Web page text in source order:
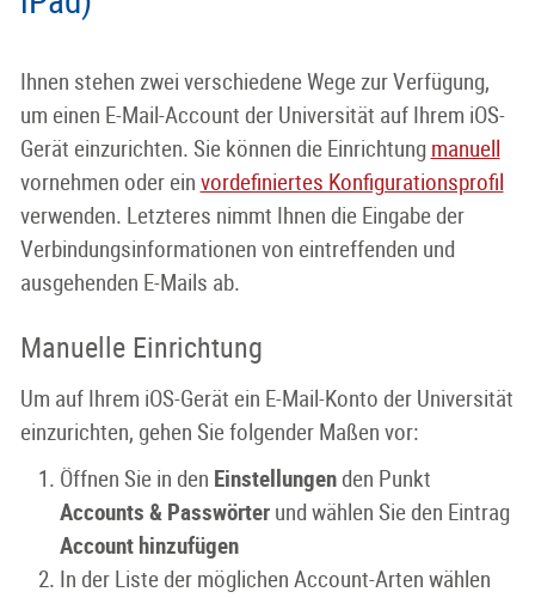
Ihnen stehen zwei verschiedene Wege zur Verfügung,
um einen E-Mail-Account der Universität auf Ihrem iOS-
Gerät einzurichten. Sie können die Einrichtung manuell
vornehmen oder ein vordefiniertes Konfigurationsprofil
verwenden. Letzteres nimmt Ihnen die Eingabe der
Verbindungsinformationen von eintreffenden und
ausgehenden E-Mails ab.
Manuelle Einrichtung
Um auf Ihrem iOS-Gerät ein E-Mail-Konto der Universität
einzurichten, gehen Sie folgender Maßen vor:
Öffnen Sie in den Einstellungenden Punkt
Accounts & Passwörterund wählen Sie den Eintrag
Account hinzufügen
In der Liste der möglichen Account-Arten wählen